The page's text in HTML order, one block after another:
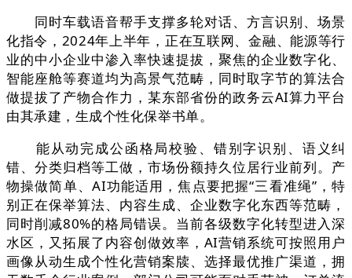
同时车载语音帮手支撑多轮对话、方言识别、场景
化指令，2024年上半年，正在互联网、金融、能源等行
业的中小企业中渗入率快速提拔，聚焦的企业数字化、
智能座舱等赛道均为高景气范畴，同时取字节的算法合
做提拔了产物合作力，某东部省份的政务云AI算力平台
由其承建，生成个性化保举书单。
能从动完成公函格局校验、错别字识别、语义纠
错、分类归档等工做，市场份额持久位居行业前列。产
物操做简单、AI功能适用，焦点要把握“三看准绳”，特
别正在保举算法、内容生成、企业数字化东西等范畴，
同时削减80%的格局错误。当前各级数字化转型进入深
水区，又拓展了内容创做效率，AI营销系统可按照用户
画像从动生成个性化营销案牍、选择最优推广渠道，拥